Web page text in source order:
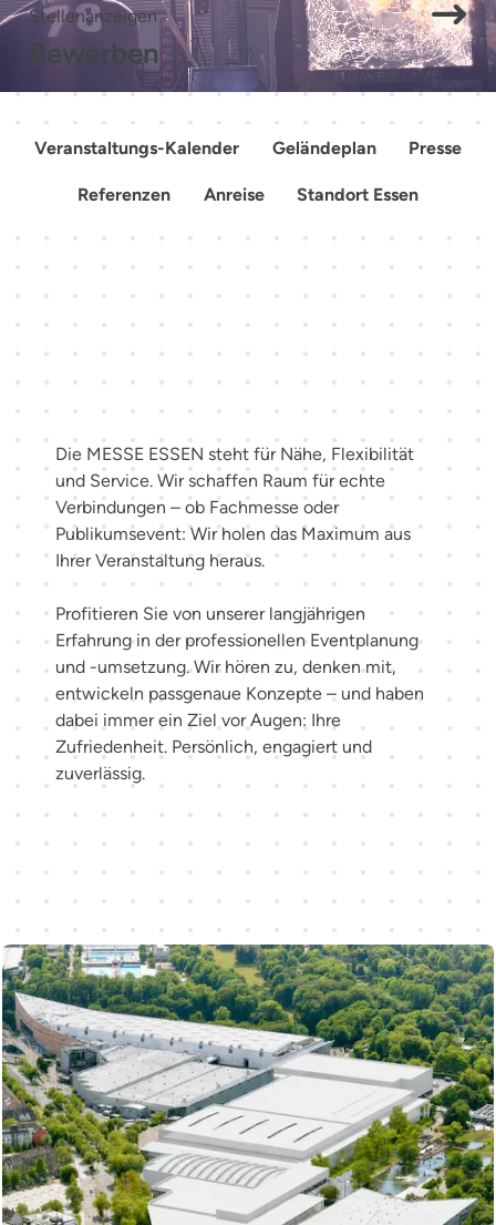
Stellenanzeigen
Bewerben
Veranstaltungs-Kalender Geländeplan Presse
Referenzen Anreise Standort Essen
Mehr als Räume. Erlebnisse
schaffen.
Die MESSE ESSEN steht für Nähe, Flexibilität
und Service. Wir schaffen Raum für echte
Verbindungen – ob Fachmesse oder
Publikumsevent: Wir holen das Maximum aus
Ihrer Veranstaltung heraus.
Profitieren Sie von unserer langjährigen
Erfahrung in der professionellen Eventplanung
und -umsetzung. Wir hören zu, denken mit,
entwickeln passgenaue Konzepte – und haben
dabei immer ein Ziel vor Augen: Ihre
Zufriedenheit. Persönlich, engagiert und
zuverlässig.